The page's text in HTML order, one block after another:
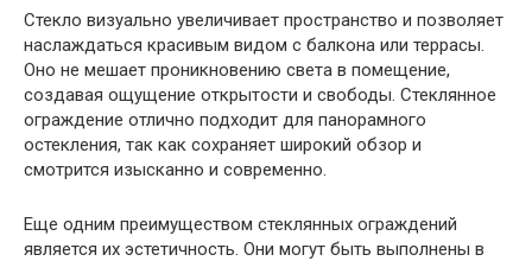
Стекло визуально увеличивает пространство и позволяет
наслаждаться красивым видом с балкона или террасы.
Оно не мешает проникновению света в помещение,
создавая ощущение открытости и свободы. Стеклянное
ограждение отлично подходит для панорамного
остекления, так как сохраняет широкий обзор и
смотрится изысканно и современно.
Еще одним преимуществом стеклянных ограждений
является их эстетичность. Они могут быть выполнены в